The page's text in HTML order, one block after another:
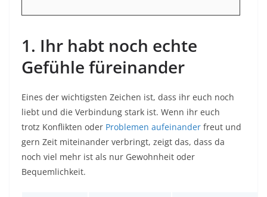
1. Ihr habt noch echte
Gefühle füreinander
Eines der wichtigsten Zeichen ist, dass ihr euch noch
liebt und die Verbindung stark ist. Wenn ihr euch
trotz Konflikten oder Problemen aufeinander freut und
gern Zeit miteinander verbringt, zeigt das, dass da
noch viel mehr ist als nur Gewohnheit oder
Bequemlichkeit.